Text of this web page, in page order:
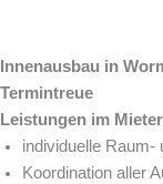
Innenausbau in
Termintreue
Leistungen im
individuelle Raum-
Koordination aller